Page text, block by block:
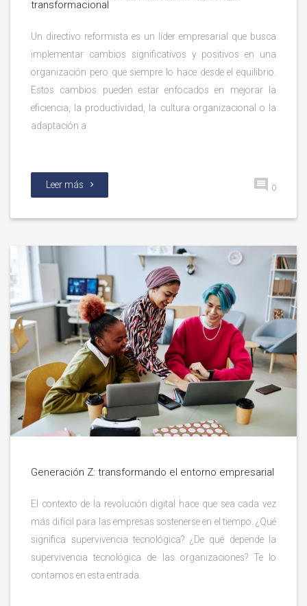
transformacional
Un directivo reformista es un líder empresarial que busca
implementar cambios significativos y positivos en una
organización pero que siempre lo hace desde el equilibrio.
Estos cambios pueden estar enfocados en mejorar la
eficiencia, la productividad, la cultura organizacional o la
adaptación a
Leer más 0
Generación Z: transformando el entorno empresarial
El contexto de la revolución digital hace que sea cada vez
más difícil para las empresas sostenerse en el tiempo. ¿Qué
significa supervivencia tecnológica? ¿De qué depende la
supervivencia tecnológica de las organizaciones? Te lo
contamos en esta entrada.